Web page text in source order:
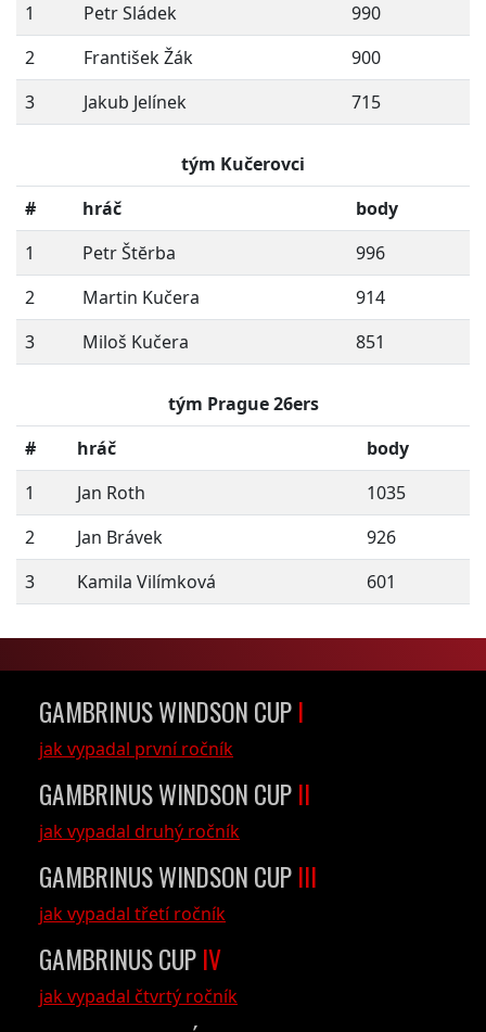
1
Petr Sládek
990
2
František Žák
900
3
Jakub Jelínek 715
tým Kučerovci
#
hráč
body
1
Petr Štĕrba
996
2
Martin Kučera
914
3
Miloš Kučera 851
tým Prague 26ers
#
hráč
body
1
Jan Roth
1035
2
Jan Brávek
926
3
Kamila Vilímková 601
GAMBRINUS WINDSON CUP I
jak vypadal první ročník
GAMBRINUS WINDSON CUP II
jak vypadal druhý ročník
GAMBRINUS WINDSON CUP III
jak vypadal třetí ročník
GAMBRINUS CUP IV
jak vypadal čtvrtý ročník